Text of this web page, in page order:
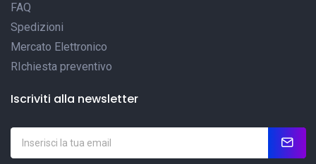
FAQ
Spedizioni
Mercato Elettronico
RIchiesta preventivo
Iscriviti alla newsletter